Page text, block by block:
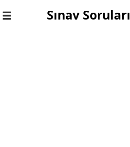
Toggle
Sınav Soruları